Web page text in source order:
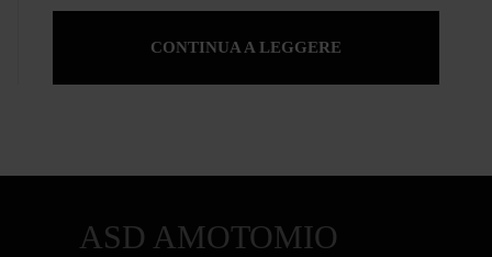
CONTINUA A LEGGERE
ASD AMOTOMIO